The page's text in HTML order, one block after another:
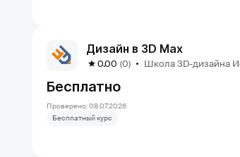
Дизайн в 3D Max
0.00 (0) Школа 3D-дизайна
Бесплатно
Проверено: 08.07.2026
Бесплатный курс